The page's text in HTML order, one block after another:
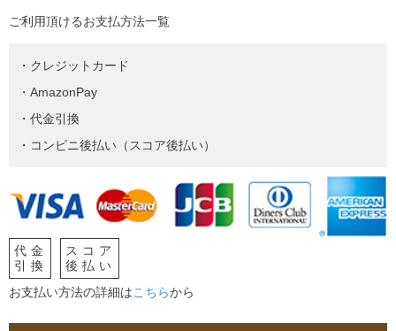
ご利用頂けるお支払方法一覧
・クレジットカード
・AmazonPay
・代金引換
・コンビニ後払い（スコア後払い）
代金
引換
スコア
後払い
お支払い方法の詳細はこちらから